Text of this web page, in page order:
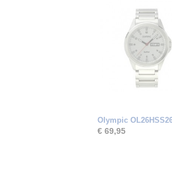
Olympic
€ 69,95